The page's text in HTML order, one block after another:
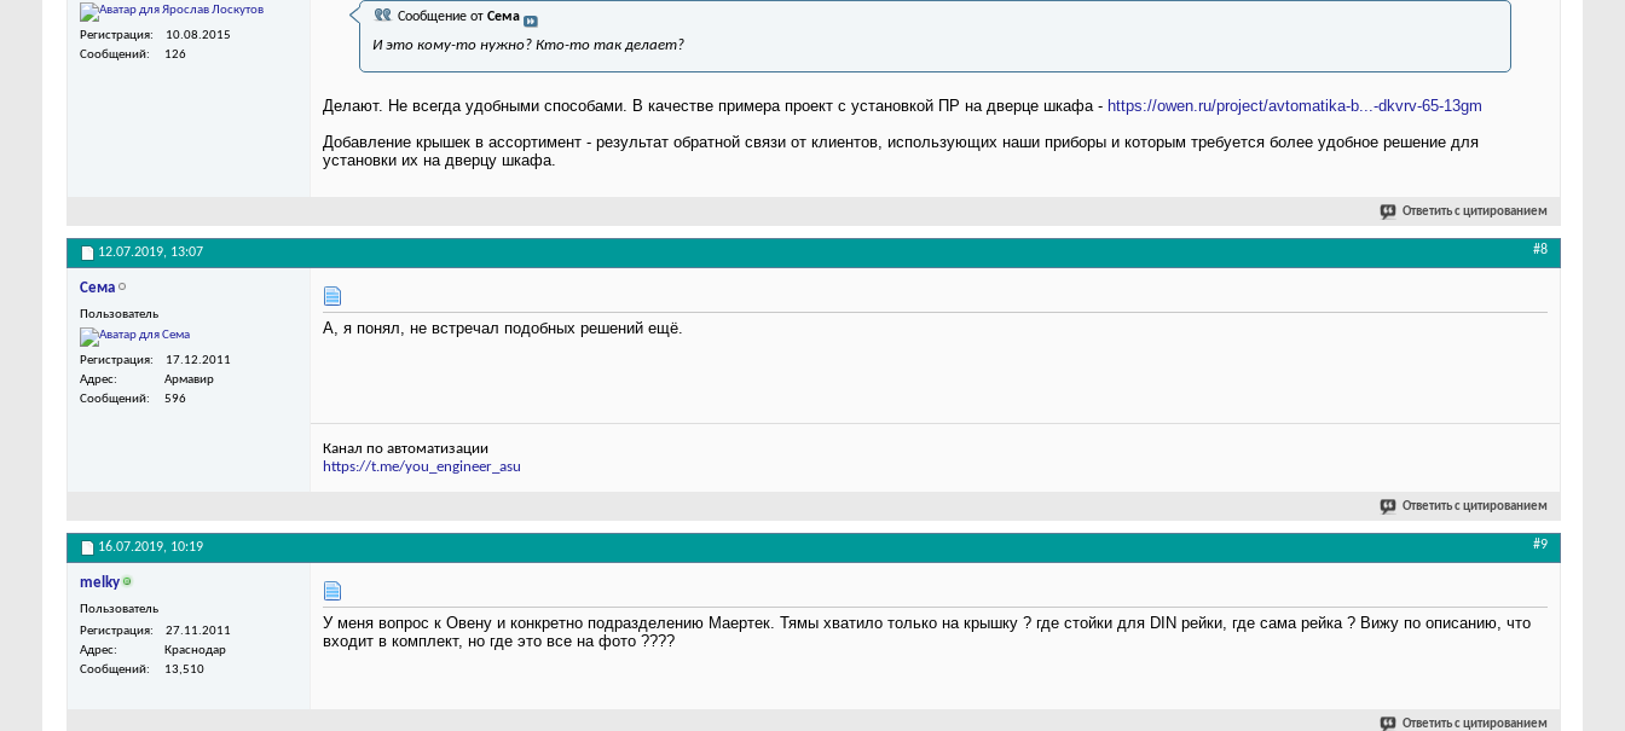
Регистрация
10.08.2015
Сообщений
126
Сообщение от Сема
И это кому-то нужно? Кто-то так делает?
Делают. Не всегда удобными способами. В качестве примера проект с установкой ПР на дверце шкафа - https://owen.ru/project/avtomatika-b...-dkvrv-65-13gm
Добавление крышек в ассортимент - результат обратной связи от клиентов, использующих наши приборы и которым требуется более удобное решение для
установки их на дверцу шкафа.
Ответить с цитированием
12.07.2019, 13:07 #8
Сема
Пользователь
Регистрация
17.12.2011
Адрес
Армавир
Сообщений
596
А, я понял, не встречал подобных решений ещё.
Канал по автоматизации
https://t.me/you_engineer_asu
Ответить с цитированием
16.07.2019, 10:19 #9
melky
Пользователь
Регистрация
27.11.2011
Адрес
Краснодар
Сообщений
13,510
У меня вопрос к Овену и конкретно подразделению Маертек. Тямы хватило только на крышку ? где стойки для DIN рейки, где сама рейка ? Вижу по описанию, что
входит в комплект, но где это все на фото ????
Ответить с цитированием